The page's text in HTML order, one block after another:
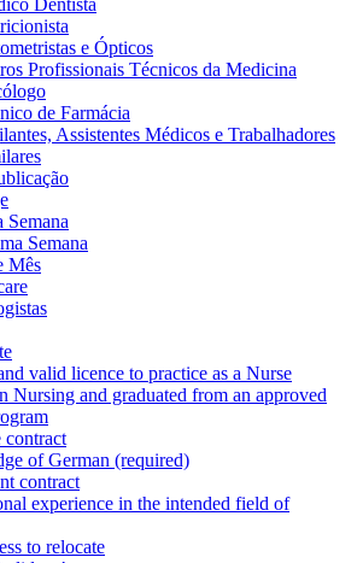
e Ópticos
Profissionais Técnicos da Medicina
de Farmácia
Assistentes Médicos e Trabalhadores
Semana
Semana
Mês
valid licence to practice as a Nurse
Nursing and graduated from an approved
of German (required)
contract
experience in the intended field of
to relocate